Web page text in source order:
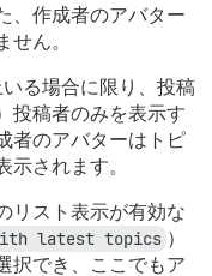
、作成者のアバター
せん。
る場合に限り、投稿
投稿者のみを表示す
者のアバターはトピ
示されます。
リスト表示が有効な
latest topics ）
択でき、ここでもア